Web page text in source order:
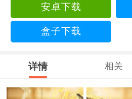
安卓下载
盒子下载
详情 相关